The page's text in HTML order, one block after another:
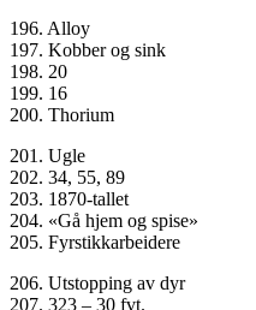
196. Alloy
197. Kobber og sink
198. 20
199. 16
200. Thorium
201. Ugle
202. 34, 55, 89
203. 1870-tallet
204. «Gå hjem og spise»
205. Fyrstikkarbeidere
206. Utstopping av dyr
207. 323 – 30 fvt.